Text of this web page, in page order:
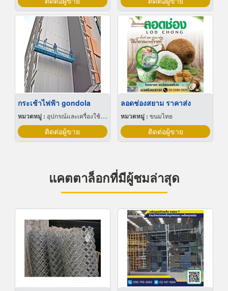
กระเช้าไฟฟ้า gondola
หมวดหมู่ : อุปกรณ์และเครื่องใช้ก่อสร้าง
ติดต่อผู้ขาย
ลอดช่องสยาม ราคาส่ง
หมวดหมู่ : ขนมไทย
ติดต่อผู้ขาย
แคตตาล็อกที่มีผู้ชมล่าสุด